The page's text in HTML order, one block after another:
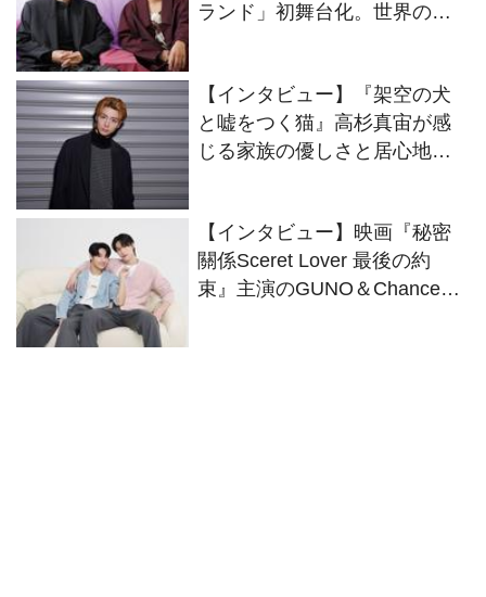
ランド」初舞台化。世界の終
のWキャストにインタビュー
【インタビュー】『架空の犬
と嘘をつく猫』高杉真宙が感
じる家族の優しさと居心地の
【インタビュー】映画『秘密
關係Sceret Lover 最後の約
束』主演のGUNO＆Chanceが